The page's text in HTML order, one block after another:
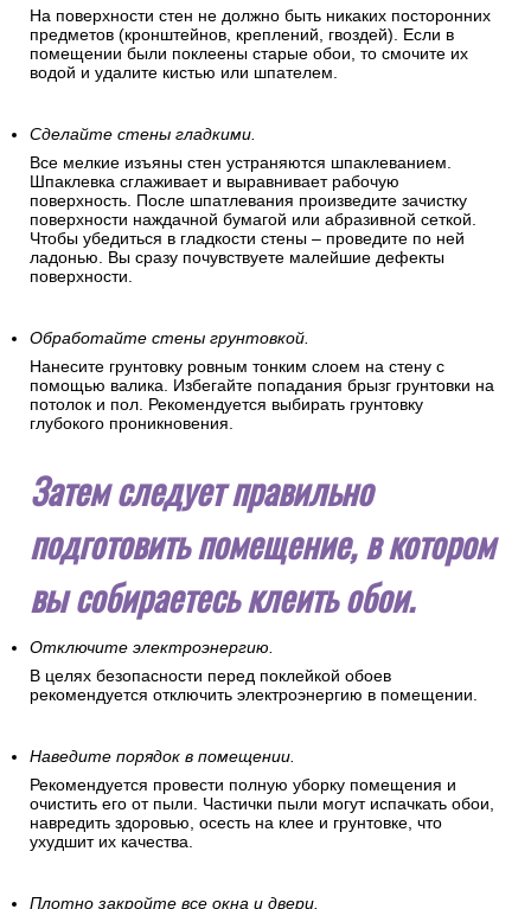
На поверхности стен не должно быть никаких посторонних
предметов (кронштейнов, креплений, гвоздей). Если в
помещении были поклеены старые обои, то смочите их
водой и удалите кистью или шпателем.
Сделайте стены гладкими.
Все мелкие изъяны стен устраняются шпаклеванием.
Шпаклевка сглаживает и выравнивает рабочую
поверхность. После шпатлевания произведите зачистку
поверхности наждачной бумагой или абразивной сеткой.
Чтобы убедиться в гладкости стены – проведите по ней
ладонью. Вы сразу почувствуете малейшие дефекты
поверхности.
Обработайте стены грунтовкой.
Нанесите грунтовку ровным тонким слоем на стену с
помощью валика. Избегайте попадания брызг грунтовки на
потолок и пол. Рекомендуется выбирать грунтовку
глубокого проникновения.
Затем следует правильно
подготовить помещение, в котором
вы собираетесь клеить обои.
Отключите электроэнергию.
В целях безопасности перед поклейкой обоев
рекомендуется отключить электроэнергию в помещении.
Наведите порядок в помещении.
Рекомендуется провести полную уборку помещения и
очистить его от пыли. Частички пыли могут испачкать обои,
навредить здоровью, осесть на клее и грунтовке, что
ухудшит их качества.
Плотно закройте все окна и двери.